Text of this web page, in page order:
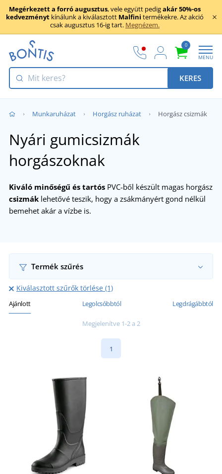
Megérkezett a forró augusztus, vele együtt pedigakár 50%-os
kedvezményt kínálunk a kiválasztott Malfini termékekre. Az akció
csak augusztus 16-ig tart. Megnézem.
0
MENU
KERES
Munkaruházat Horgász ruházat Horgász csizmák
Nyári gumicsizmák
horgászoknak
Kiváló minőségű és tartós PVC-ből készült magas horgász
csizmák lehetővé teszik, hogy a zsákmányért gond nélkül
bemehet akár a vízbe is.
Termék szűrés
Kiválasztott szűrők törlése (1)
Ajánlott Legolcsóbbtól Legdrágábbtól
Megjelenítve 1-2 a 2
1